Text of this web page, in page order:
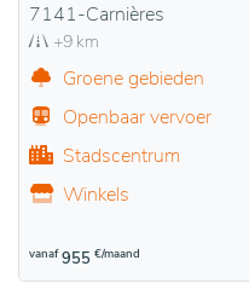
7141-Carnières
+9 km
Groene gebieden
Openbaar vervoer
Stadscentrum
Winkels
vanaf 955 €/maand